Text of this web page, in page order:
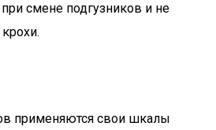
смене подгузников и не
применяются свои шкалы